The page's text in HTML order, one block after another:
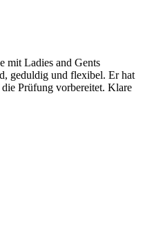
mit Ladies and Gents
geduldig und flexibel. Er hat
Prüfung vorbereitet. Klare